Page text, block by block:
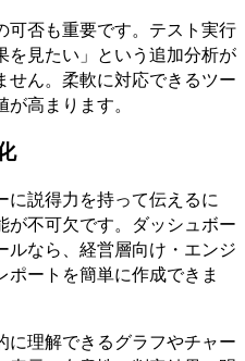
可否も重要です。テスト実行
を見たい」という追加分析が
せん。柔軟に対応できるツー
高まります。
に説得力を持って伝えるに
が不可欠です。ダッシュボー
ルなら、経営層向け・エンジ
ートを簡単に作成できま
に理解できるグラフやチャー